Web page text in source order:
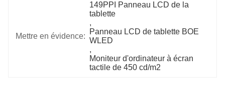
Mettre en évidence:
149PPI Panneau LCD de la
tablette
,
Panneau LCD de tablette BOE
WLED
,
Moniteur d'ordinateur à écran
tactile de 450 cd/m2